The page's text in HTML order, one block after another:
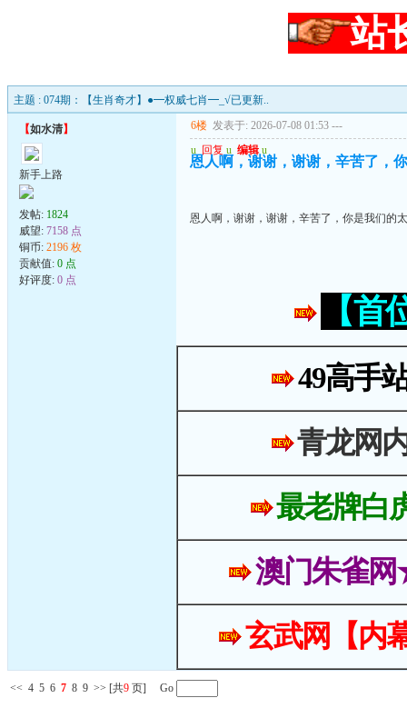
站
主题 : 074期：【生肖奇才】●━权威七肖━_√已更新..
【如水清】
新手上路
发帖: 1824
威望: 7158 点
铜币: 2196 枚
贡献值: 0 点
好评度: 0 点
6楼 发表于: 2026-07-08 01:53 ---
u 回复 u 编辑 u
恩人啊，谢谢，谢谢，辛苦了，
恩人啊，谢谢，谢谢，辛苦了，你是我们的
【
49高手
青龙网
最老牌白
澳门朱雀
玄武网【内
<< 4 5 6 7 8 9 >> [共9 页] Go